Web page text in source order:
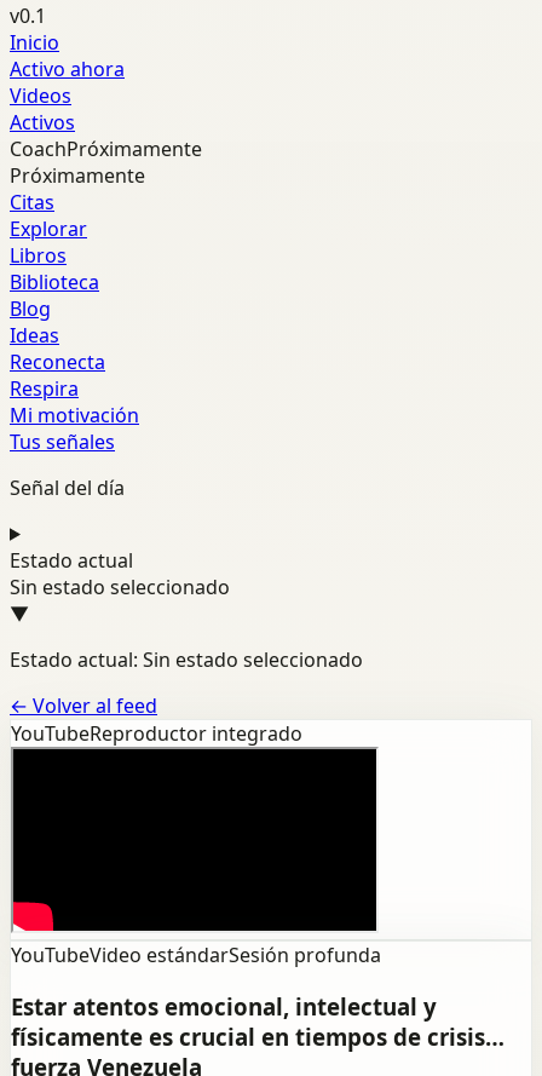
v0.1
Inicio
Activo ahora
Videos
Activos
CoachPróximamente
Próximamente
Citas
Explorar
Libros
Biblioteca
Blog
Ideas
Reconecta
Respira
Mi motivación
Tus señales
Señal del día
Estado actual
Sin estado seleccionado
▼
Estado actual: Sin estado seleccionado
← Volver al feed
YouTubeReproductor integrado
YouTubeVideo estándarSesión profunda
Estar atentos emocional, intelectual y
físicamente es crucial en tiempos de crisis…
fuerza Venezuela